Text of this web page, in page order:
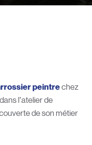
peintrechez
l’atelier de
de son métier